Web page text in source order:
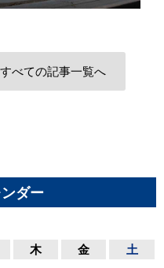
べての記事一覧へ
ダー
木 金 土